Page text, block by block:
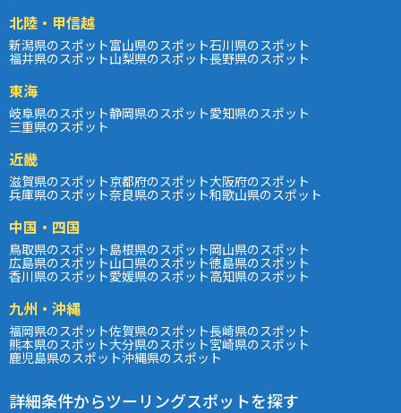
北陸・甲信越
新潟県のスポット富山県のスポット石川県のスポット
福井県のスポット山梨県のスポット長野県のスポット
東海
岐阜県のスポット静岡県のスポット愛知県のスポット
三重県のスポット
近畿
滋賀県のスポット京都府のスポット大阪府のスポット
兵庫県のスポット奈良県のスポット和歌山県のスポット
中国・四国
鳥取県のスポット島根県のスポット岡山県のスポット
広島県のスポット山口県のスポット徳島県のスポット
香川県のスポット愛媛県のスポット高知県のスポット
九州・沖縄
福岡県のスポット佐賀県のスポット長崎県のスポット
熊本県のスポット大分県のスポット宮崎県のスポット
鹿児島県のスポット沖縄県のスポット
詳細条件からツーリングスポットを探す